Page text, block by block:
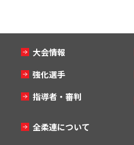
大会情報
強化選手
指導者・審判
全柔連について